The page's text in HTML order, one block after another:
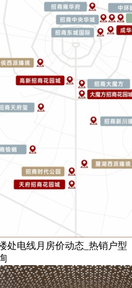
处电线月房价动态_热销户型